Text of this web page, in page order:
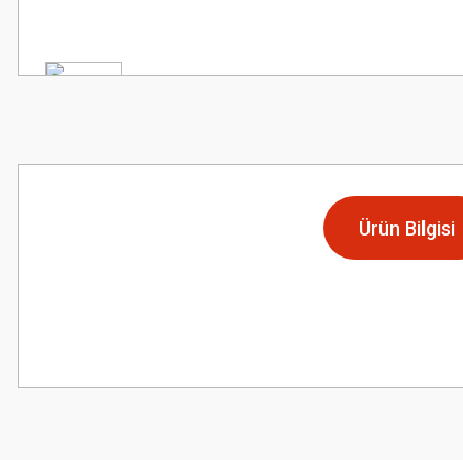
Ürün Bilgisi
Görüş ve önerileriniz için teşekkür ederiz.